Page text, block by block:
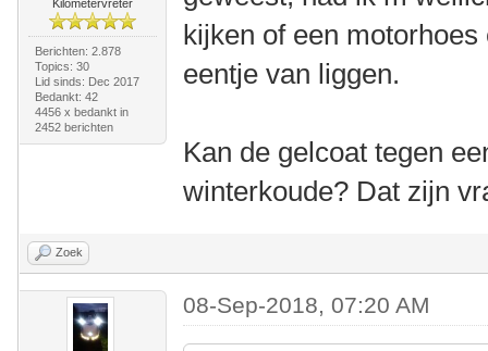
Kilometervreter
Berichten: 2.878
Topics: 30
Lid sinds: Dec 2017
Bedankt: 42
4456 x bedankt in
2452 berichten
kijken of een
eentje van liggen.
Kan de gelcoat tegen
winterkoude? Dat zijn
Zoek
08-Sep-2018, 07:20 AM